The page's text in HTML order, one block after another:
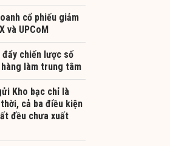
cổ phiếu giảm
và UPCoM
đẩy chiến lược số
làm trung tâm
Kho bạc chỉ là
cả ba điều kiện
đều chưa xuất